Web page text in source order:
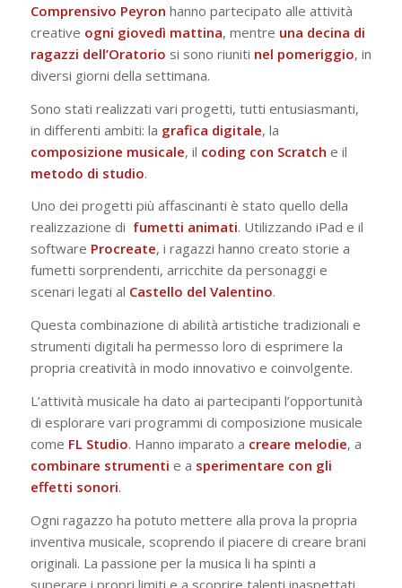
Comprensivo Peyron hanno partecipato alle attività
creative ogni giovedì mattina, mentre una decina di
ragazzi dell’Oratorio si sono riuniti nel pomeriggio, in
diversi giorni della settimana.
Sono stati realizzati vari progetti, tutti entusiasmanti,
in differenti ambiti: la grafica digitale, la
composizione musicale, il coding con Scratch e il
metodo di studio.
Uno dei progetti più affascinanti è stato quello della
realizzazione di fumetti animati. Utilizzando iPad e il
software Procreate, i ragazzi hanno creato storie a
fumetti sorprendenti, arricchite da personaggi e
scenari legati al Castello del Valentino.
Questa combinazione di abilità artistiche tradizionali e
strumenti digitali ha permesso loro di esprimere la
propria creatività in modo innovativo e coinvolgente.
L’attività musicale ha dato ai partecipanti l’opportunità
di esplorare vari programmi di composizione musicale
come FL Studio. Hanno imparato a creare melodie, a
combinare strumenti e a sperimentare con gli
effetti sonori.
Ogni ragazzo ha potuto mettere alla prova la propria
inventiva musicale, scoprendo il piacere di creare brani
originali. La passione per la musica li ha spinti a
superare i propri limiti e a scoprire talenti inaspettati.